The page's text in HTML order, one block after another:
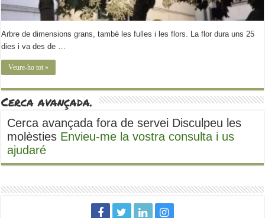
Arbre de dimensions grans, també les fulles i les flors. La flor dura uns 25
dies i va des de …
Veure-ho tot »
Cerca avançada.
Cerca avançada fora de servei Disculpeu les
molèsties Envieu-me la vostra consulta i us
ajudaré